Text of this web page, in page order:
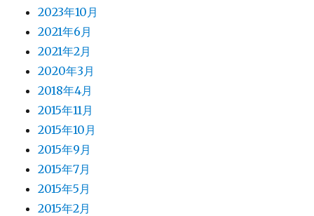
2023年10月
2021年6月
2021年2月
2020年3月
2018年4月
2015年11月
2015年10月
2015年9月
2015年7月
2015年5月
2015年2月